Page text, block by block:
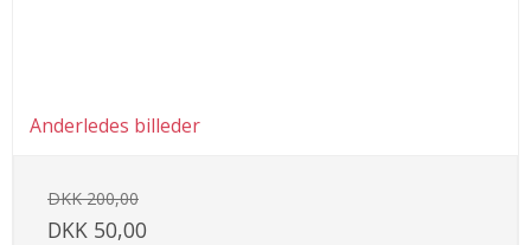
Anderledes billeder
DKK 200,00
DKK 50,00